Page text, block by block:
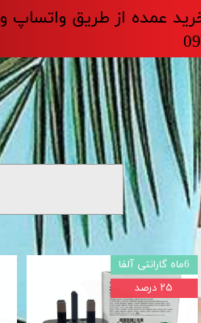
6ماه گارانتی آلفا
۲۵ درصد
عمده از طریق واتساپ